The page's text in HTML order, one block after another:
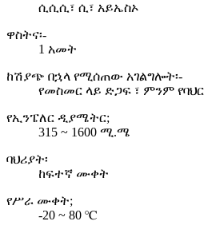
ሲሲሲ፣ ሲ፣ አይኤስኦ
ዋስትና፡-
1 አመት
ከሽያጭ በኋላ የሚሰጠው አገልግሎት፡-
የመስመር ላይ ድጋፍ ፣ ምንም
የኢንፔለር ዲያሜትር;
315 ~ 1600 ሚ.ሜ
ባህሪያት፡
ከፍተኛ ሙቀት
የሥራ ሙቀት;
-20 ~ 80 ℃